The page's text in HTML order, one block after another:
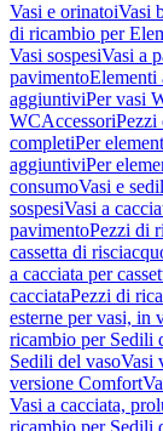
Vasi e orinatoiVasi
di ricambio per
Vasi sospesiVasi a
pavimentoElementi
aggiuntiviPer vasi
WCAccessoriPezzi
completiPer
aggiuntiviPer
consumoVasi e
sospesiVasi a
pavimentoPezzi di
cassetta di
a cacciata per
cacciataPezzi di
esterne per vasi, in
ricambio per Sedili
Sedili del vasoVasi
versione Comfort
Vasi a cacciata,
ricambio per Sedili